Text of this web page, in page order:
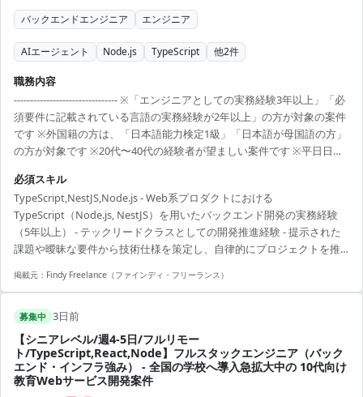
バックエンドエンジニア エンジニア
AIエージェント Node.js TypeScript 他2件
職務内容
-------------------------------- ※「エンジニアとしての実務経験3年以上」「必
須要件に記載されている言語の実務経験が2年以上」の方が対象の案件
です ※外国籍の方は、「日本語能力検定1級」「日本語が母国語の方」
の方が対象です ※20代〜40代の経験者が望ましい案件です ※平日日中
いる方は、直接ご連絡いただいた方がスムーズです ----------------------------
---- - プロダクトおよびフィーチャーの企画・設計・実装・テスト・計
測・改善 - プロダクトのバックエンド開発全般 - CI/CDパ...
必須スキル
TypeScript,NestJS,Node.js - Web系プロダクトにおける
TypeScript（Node.js, NestJS）を用いたバックエンド開発の実務経験
（5年以上） - テックリードクラスとしての開発推進経験 - 提示された
課題や曖昧な要件から技術仕様を策定し、自律的にプロジェクトを推
発経験（SaaS、EC、広告、メディアなど）
掲載元： Findy Freelance（ファインディ・フリーランス）
募集中 3日前
【シニアレベル/週4-5日/フルリモー
ト/TypeScript,React,Node】フルスタックエンジニア（バック
エンド・インフラ強み） - 全国の学校へ導入急拡大中の 10代向け
教育Webサービス開発案件